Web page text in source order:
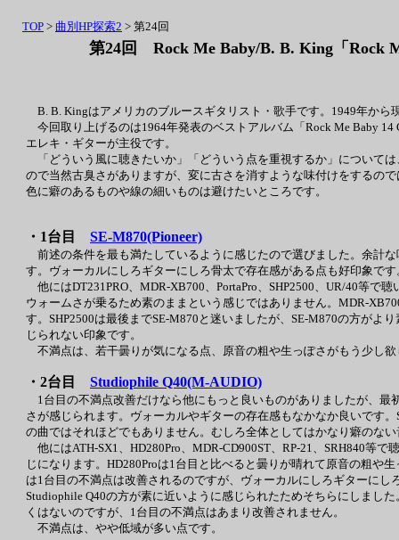
第24回 Rock Me Baby/B. B. King「Rock
B. B. Kingはアメリカのブルースギタリスト・歌手です。1949年か
今回取り上げるのは1964年発表のベストアルバム「Rock Me Baby
エレキ・ギターが主役です。
「どういう風に聴きたいか」「どういう点を重視するか」について
ので当然古臭さがありますが、変に古さを消すような味付けをするの
色に癖のあるものや線の細いものは避けたいところです。
・1台目 SE-M870(Pioneer)
前述の条件を最も満たしているように感じたので選びました。余計
す。ヴォーカルにしろギターにしろ骨太で存在感がある点も好印象で
他にはDT231PRO、MDR-XB700、PortaPro、SHP2500、UR/40等で
ウォームさが乗るため素のままという感じではありません。MDR-
す。SHP2500は最後までSE-M870と迷いましたが、SE-M870の方がよ
じられない印象です。
不満点は、若干曇りが気になる点、原音の粗や生っぽさがもう少し
・2台目 Studiophile Q40(M-AUDIO)
1台目の不満点改善だけなら他にもっと良いものがありましたが、最
さが感じられます。ヴォーカルやギターの存在感もなかなか良いです
の曲ではそれほどでもありません。むしろ全体としてはかなり癖のな
他にはATH-SX1、HD280Pro、MDR-CD900ST、RP-21、SRH840等
じになります。HD280Proは1台目と比べると曇りが晴れて原音の粗や
は1台目の不満点は改善されるのですが、ヴォーカルにしろギターに
Studiophile Q40の方が素に近いように感じられたためそちらにしまし
くはないのですが、1台目の不満点はあまり改善されません。
不満点は、やや低域が多い点です。
TOP > 曲別HP探索2 > 第24回